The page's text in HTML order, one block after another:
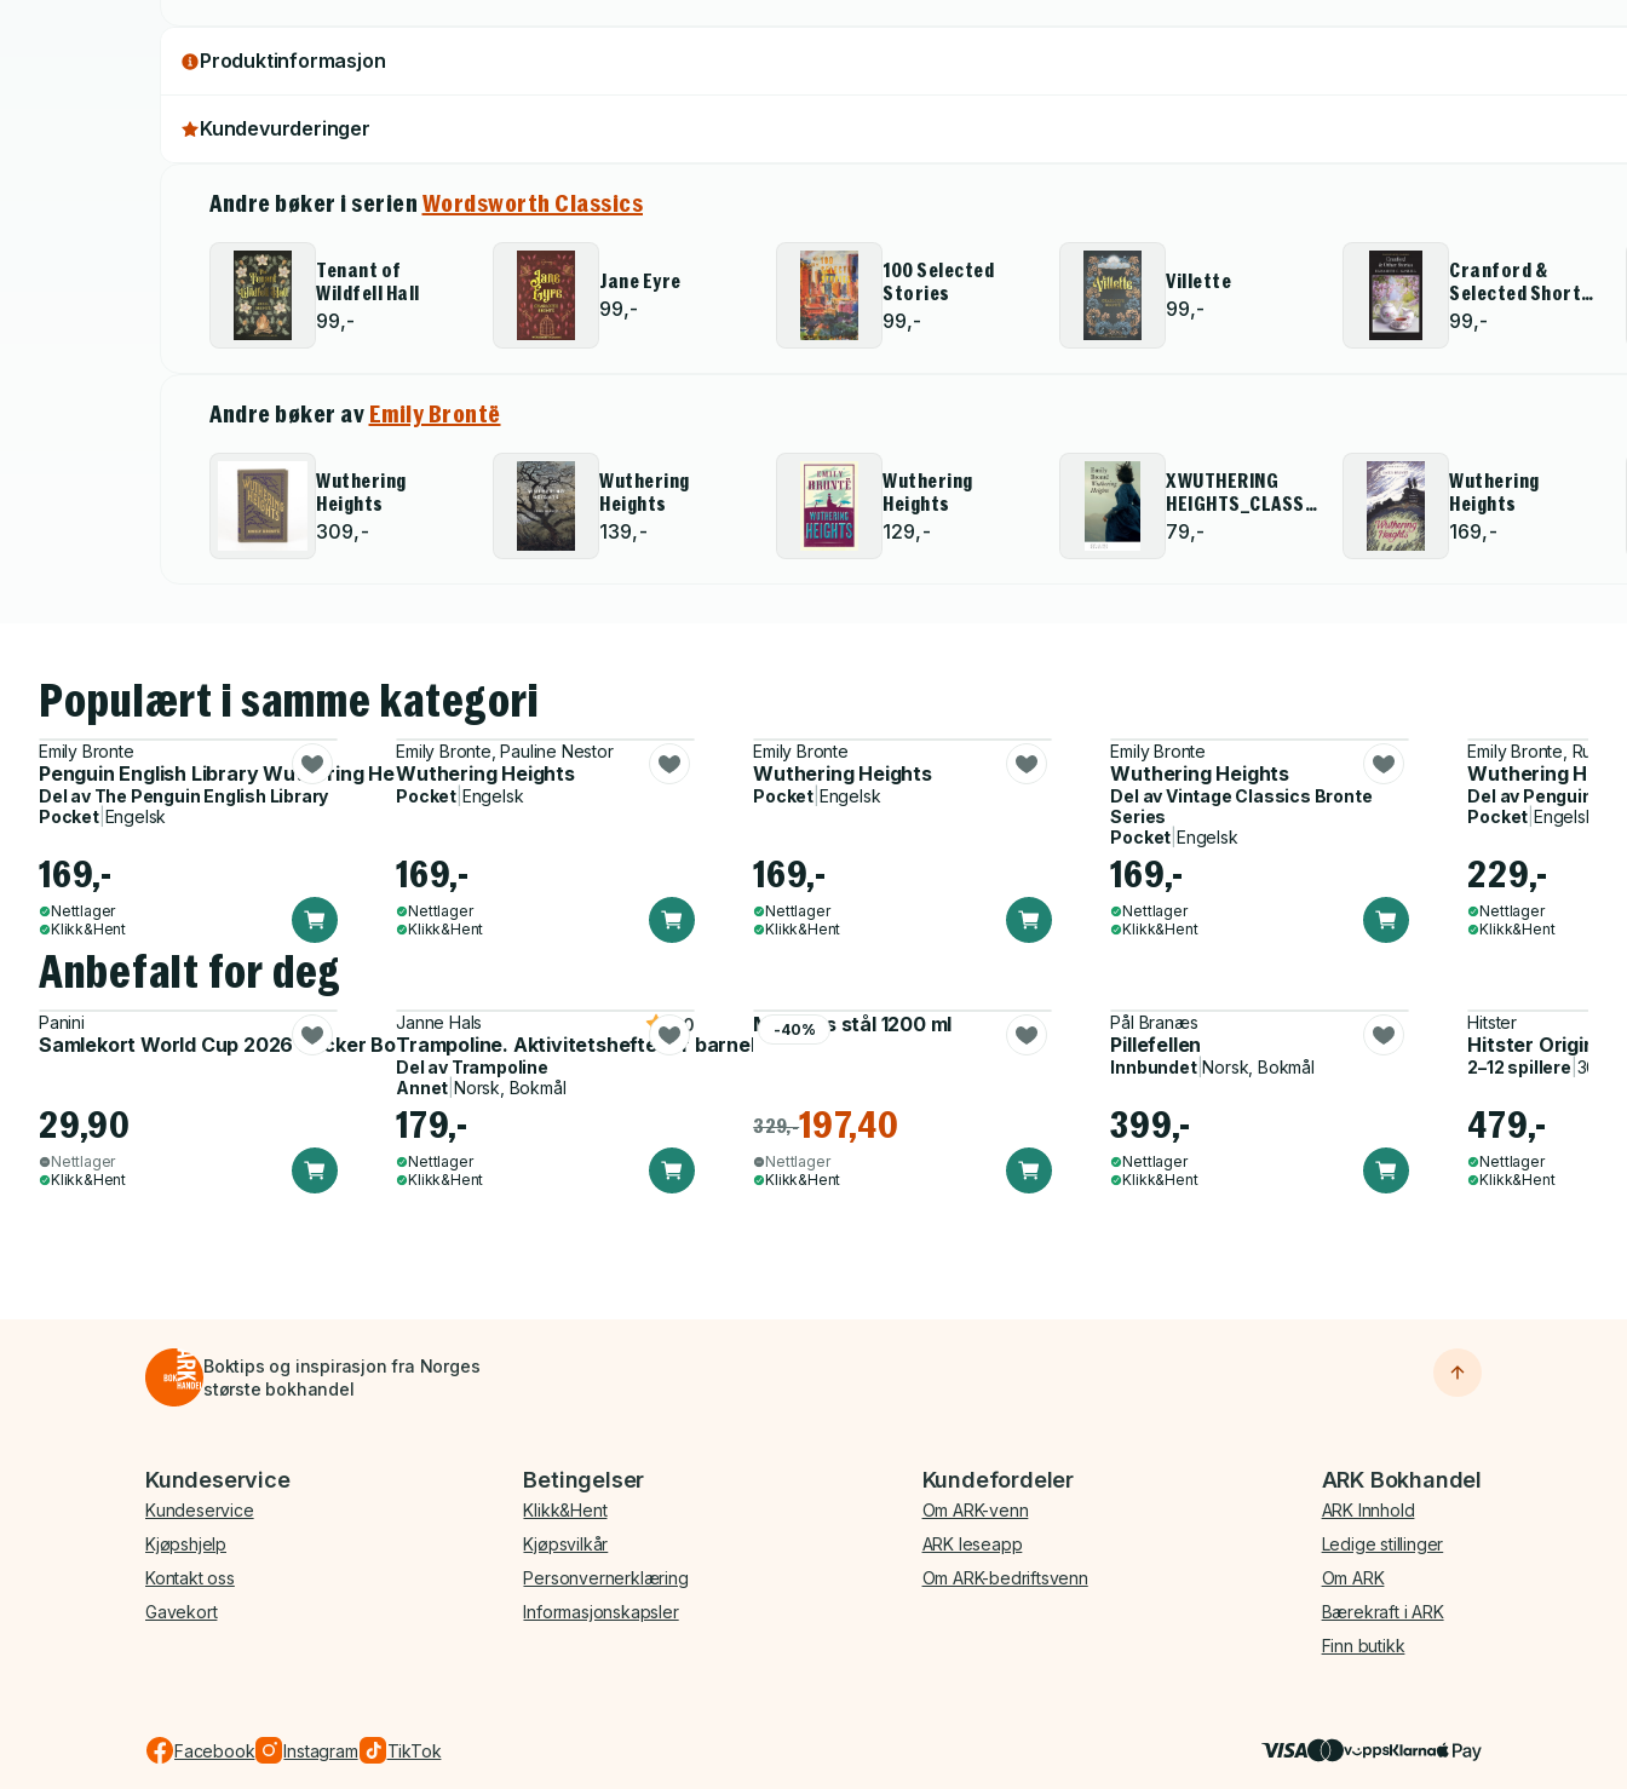
Produktinformasjon
Kundevurderinger
Andre bøker i serien Wordsworth Classics
Tenant of
Wildfell Hall
99,-
Jane Eyre
99,-
100 Selected
Stories
99,-
Villette
99,-
Cranford &
Selected Short
Stories
99,-
Andre bøker av Emily Brontë
Wuthering
Heights
309,-
Wuthering
Heights
139,-
Wuthering
Heights
129,-
XWUTHERING
HEIGHTS_CLASSICS
PB
79,-
Wuthering
Heights
169,-
Populært i samme kategori
Emily Bronte
Penguin English Library Wuthering Heights
Del av The Penguin English Library
Pocket| Engelsk
169,-
Nettlager
Klikk&Hent
Emily Bronte, Pauline Nestor
Wuthering Heights
Pocket| Engelsk
169,-
Nettlager
Klikk&Hent
Emily Bronte
Wuthering Heights
Pocket Engelsk
169,-
Nettlager
Klikk&Hent
Emily Bronte
Wuthering Heights
Del avVintage Classics Bronte
Series
Pocket Engelsk
169,-
Nettlager
Klikk&Hent
Emily Bronte,
Wuthering
Del av Penguin
Pocket |Engelsk
229,-
Nettlager
Klikk&Hent
Anbefalt for deg
Panini
Samlekort World Cup 2026 Sticker Booster
29,90
Nettlager
Klikk&Hent
Janne Hals
Trampoline. Aktivitetshefte for barnehagen
5.0
Del av Trampoline
Annet Norsk, Bokmål
179,-
Nettlager
Klikk&Hent
-40%
Matboks stål 1200 ml
329,-197,40
Nettlager
Klikk&Hent
Pål Branæs
Pillefellen
Innbundet|Norsk, Bokmål
399,-
Nettlager
Klikk&Hent
Hitster
Hitster Original
2–12 spillere
479,-
Nettlager
Klikk&Hent
Boktips og inspirasjon fra Norges
største bokhandel
Bunnmeny
Kundeservice
Kundeservice
Kjøpshjelp
Kontakt oss
Gavekort
Betingelser
Klikk&Hent
Kjøpsvilkår
Personvernerklæring
Informasjonskapsler
Kundefordeler
Om ARK-venn
ARK leseapp
Om ARK-bedriftsvenn
ARK Bokhandel
ARK Innhold
Ledige stillinger
Om ARK
Bærekraft i ARK
Finn butikk
Facebook Instagram TikTok